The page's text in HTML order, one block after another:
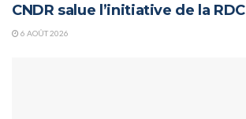
CNDR salue l’initiative de la RDC
6 AOÛT 2026